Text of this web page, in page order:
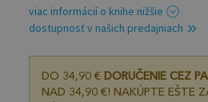
viac informácií o knihe nižšie
dostupnosť v našich predajniach
DO 34,90 € DORUČENIE CEZ
NAD 34,90 €! NAKÚPTE EŠTE